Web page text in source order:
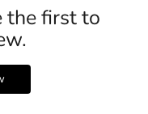
the first to